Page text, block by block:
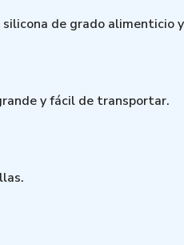
de grado alimenticio
y fácil de transportar.